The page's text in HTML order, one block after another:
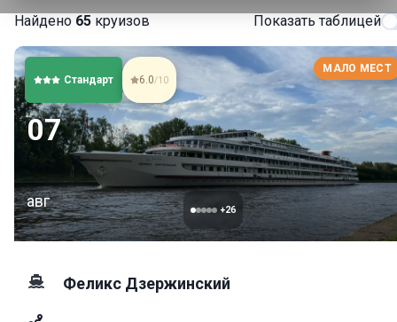
Найдено 65 круизов Показать таблицей
+26
Стандарт 6.0/10
МАЛО МЕСТ
07
авг
Феликс Дзержинский